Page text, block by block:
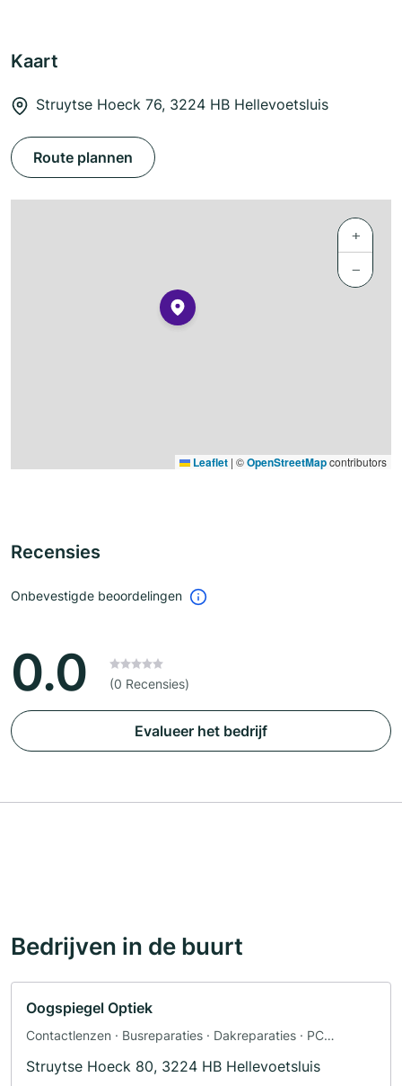
Kaart
Struytse Hoeck 76, 3224 HB Hellevoetsluis
Route plannen
+
−
Leaflet | ©OpenStreetMapcontributors
Recensies
Onbevestigde beoordelingen
0.0 (0 Recensies)
Evalueer het bedrijf
Bedrijven in de buurt
Oogspiegel Optiek
Contactlenzen · Busreparaties · Dakreparaties · PC
Struytse Hoeck 80, 3224 HB Hellevoetsluis